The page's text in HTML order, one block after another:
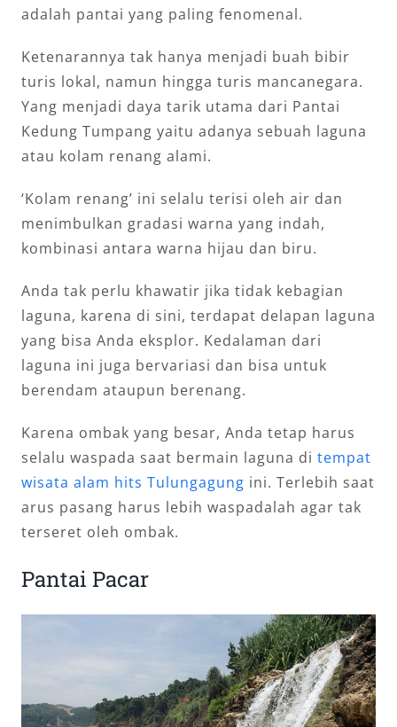
adalah pantai yang paling fenomenal.
Ketenarannya tak hanya menjadi buah bibir
turis lokal, namun hingga turis mancanegara.
Yang menjadi daya tarik utama dari Pantai
Kedung Tumpang yaitu adanya sebuah laguna
atau kolam renang alami.
‘Kolam renang’ ini selalu terisi oleh air dan
menimbulkan gradasi warna yang indah,
kombinasi antara warna hijau dan biru.
Anda tak perlu khawatir jika tidak kebagian
laguna, karena di sini, terdapat delapan laguna
yang bisa Anda eksplor. Kedalaman dari
laguna ini juga bervariasi dan bisa untuk
berendam ataupun berenang.
Karena ombak yang besar, Anda tetap harus
selalu waspada saat bermain laguna di tempat
wisata alam hits Tulungagung ini. Terlebih saat
arus pasang harus lebih waspadalah agar tak
terseret oleh ombak.
Pantai Pacar